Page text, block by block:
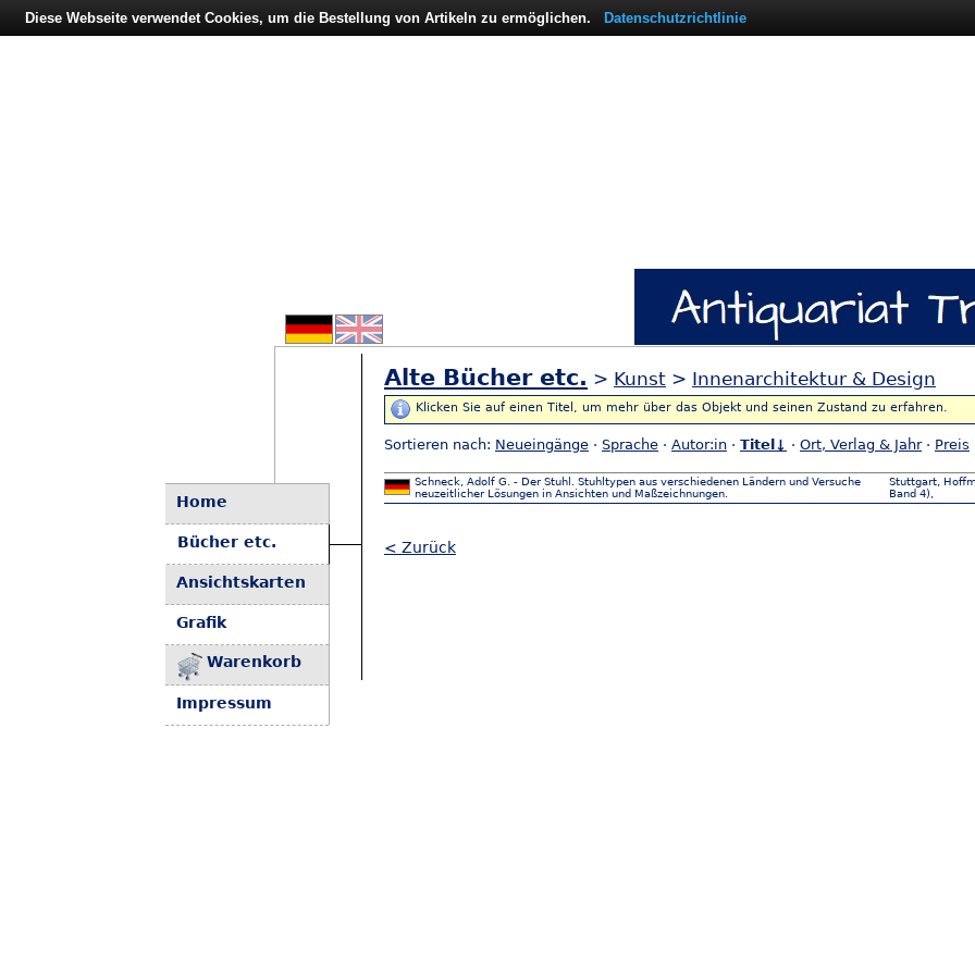
Home
Bücher etc.
Ansichtskarten
Grafik
Warenkorb
Impressum
Alte Bücher etc. > Kunst > Innenarchitektur & Design
Klicken Sie auf einen Titel, um mehr über das Objekt und seinen Zustand zu erfahren.
Sortieren nach: Neueingänge · Sprache · Autor:in · Titel↓ · Ort, Verlag & Jahr· Preis
Schneck, Adolf G. - Der Stuhl. Stuhltypen aus verschiedenen Ländern und Versuche
neuzeitlicher Lösungen in Ansichten und Maßzeichnungen.
Stuttgart,
Band 4),
< Zurück
Diese Webseite verwendet Cookies, um die Bestellung von Artikeln zu ermöglichen. Datenschutzrichtlinie